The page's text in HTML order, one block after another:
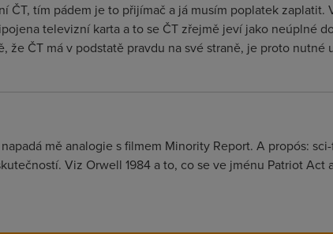
ČT, tím pádem je to přijímač a já musím poplatek zaplatit.
televizní karta a to se ČT zřejmě jeví jako neúplné
že ČT má v podstatě pravdu na své straně, je proto nutné
mě analogie s filmem Minority Report. A propós:
Viz Orwell 1984 a to, co se ve jménu Patriot